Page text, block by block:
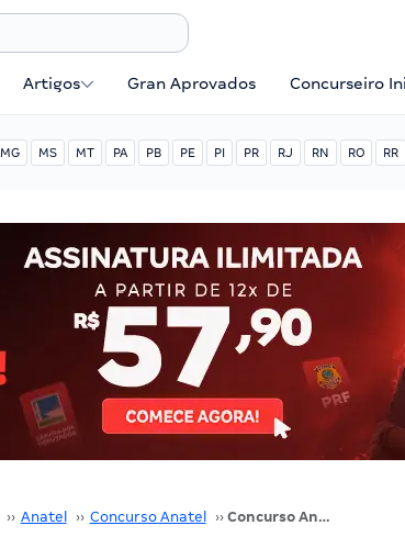
Artigos Gran Aprovados Concurseiro
MG MS MT PA PB PE PI PR RJ RN RO RR
›› Anatel ›› Concurso Anatel ›› Concurso Anatel: 50 vagas; nomeações divulgadas! VEJA